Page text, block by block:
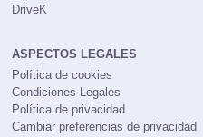
DriveK
ASPECTOS LEGALES
Política de cookies
Condiciones Legales
Política de privacidad
Cambiar preferencias de privacidad